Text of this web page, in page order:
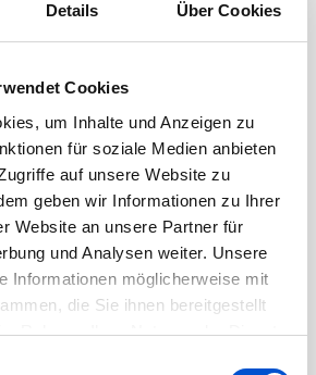
Details Über Cookies
Cookies
um Inhalte und Anzeigen zu
für soziale Medien anbieten
auf unsere Website zu
geben wir Informationen zu Ihrer
Website an unsere Partner für
und Analysen weiter. Unsere
Informationen möglicherweise mit
die Sie ihnen bereitgestellt
Rahmen Ihrer Nutzung der Dienste